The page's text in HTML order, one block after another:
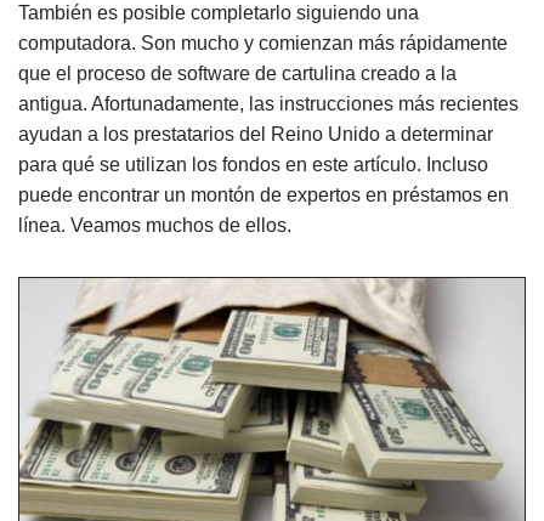
También es posible completarlo siguiendo una
computadora. Son mucho y comienzan más rápidamente
que el proceso de software de cartulina creado a la
antigua. Afortunadamente, las instrucciones más recientes
ayudan a los prestatarios del Reino Unido a determinar
para qué se utilizan los fondos en este artículo. Incluso
puede encontrar un montón de expertos en préstamos en
línea. Veamos muchos de ellos.